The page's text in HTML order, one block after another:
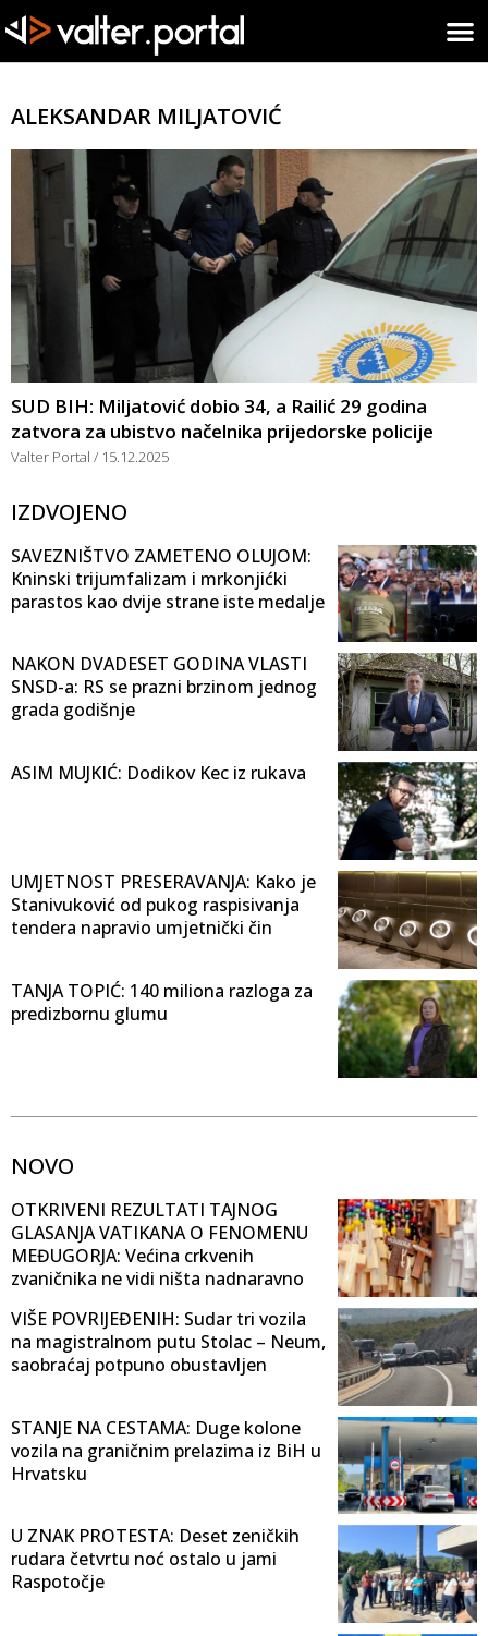
ALEKSANDAR MILJATOVIĆ
SUD BIH: Miljatović dobio 34, a Railić 29 godina
zatvora za ubistvo načelnika prijedorske policije
Valter Portal 15.12.2025
IZDVOJENO
SAVEZNIŠTVO ZAMETENO OLUJOM:
Kninski trijumfalizam i mrkonjićki
parastos kao dvije strane iste medalje
NAKON DVADESET GODINA VLASTI
SNSD-a: RS se prazni brzinom jednog
grada godišnje
ASIM MUJKIĆ: Dodikov Kec iz rukava
UMJETNOST PRESERAVANJA: Kako je
Stanivuković od pukog raspisivanja
tendera napravio umjetnički čin
TANJA TOPIĆ: 140 miliona razloga za
predizbornu glumu
NOVO
OTKRIVENI REZULTATI TAJNOG
GLASANJA VATIKANA O FENOMENU
MEĐUGORJA: Većina crkvenih
zvaničnika ne vidi ništa nadnaravno
VIŠE POVRIJEĐENIH: Sudar tri vozila
na magistralnom putu Stolac – Neum,
saobraćaj potpuno obustavljen
STANJE NA CESTAMA: Duge kolone
vozila na graničnim prelazima iz BiH u
Hrvatsku
U ZNAK PROTESTA: Deset zeničkih
rudara četvrtu noć ostalo u jami
Raspotočje